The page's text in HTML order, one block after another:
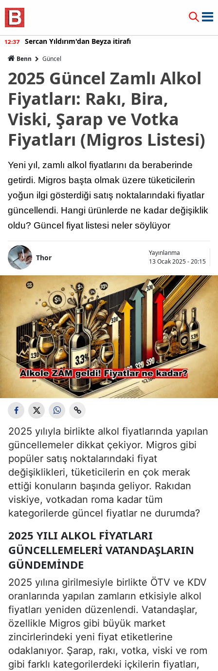
12:20 Burcu Özberk geri döndü!
Benn Güncel
2025 Güncel Zamlı Alkol
Fiyatları: Rakı, Bira,
Viski, Şarap ve Votka
Fiyatları (Migros Listesi)
Yeni yıl, zamlı alkol fiyatlarını da beraberinde
getirdi. Migros başta olmak üzere tüketicilerin
yoğun ilgi gösterdiği satış noktalarındaki fiyatlar
güncellendi. Hangi ürünlerde ne kadar değişiklik
oldu? Güncel fiyat listesi neler söylüyor
Thor
Yayınlanma
13 Ocak 2025 - 20:15
2025 yılıyla birlikte alkol fiyatlarında yapılan
güncellemeler dikkat çekiyor. Migros gibi
popüler satış noktalarındaki fiyat
değişiklikleri, tüketicilerin en çok merak
ettiği konuların başında geliyor. Rakıdan
viskiye, votkadan roma kadar tüm
kategorilerde güncel fiyatlar ne durumda?
2025 YILI ALKOL FIYATLARI
GÜNCELLEMELERI VATANDAŞLARIN
GÜNDEMINDE
2025 yılına girilmesiyle birlikte ÖTV ve KDV
oranlarında yapılan zamların etkisiyle alkol
fiyatları yeniden düzenlendi. Vatandaşlar,
özellikle Migros gibi büyük market
zincirlerindeki yeni fiyat etiketlerine
odaklanıyor. Şarap, rakı, votka, viski ve rom
gibi farklı kategorilerdeki içkilerin fiyatları,